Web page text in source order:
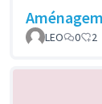
LEO 0 2